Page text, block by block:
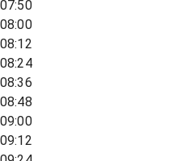
07:50
08:00
08:12
08:24
08:36
08:48
09:00
09:12